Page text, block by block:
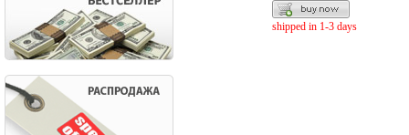
shipped in 1-3 days